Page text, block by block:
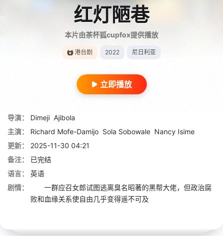
红灯陋巷
本片由茶杯狐cupfox提供播放
港台剧 2022 尼日利亚
立即播放
导演： Dimeji Ajibola
主演：
Richard Mofe-Damijo Sola Sobowale Nancy Isime
更新：
2025-11-30 04:21
备注：
已完结
语言：
英语
剧情：
一群应召女郎试图逃离臭名昭著的黑帮大佬，但政治腐
败和血缘关系使自由几乎变得遥不可及